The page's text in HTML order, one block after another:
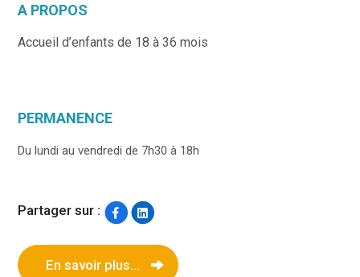
A PROPOS
Accueil d’enfants de 18 à 36 mois
PERMANENCE
Du lundi au vendredi de 7h30 à 18h
Partager sur :
En savoir plus...